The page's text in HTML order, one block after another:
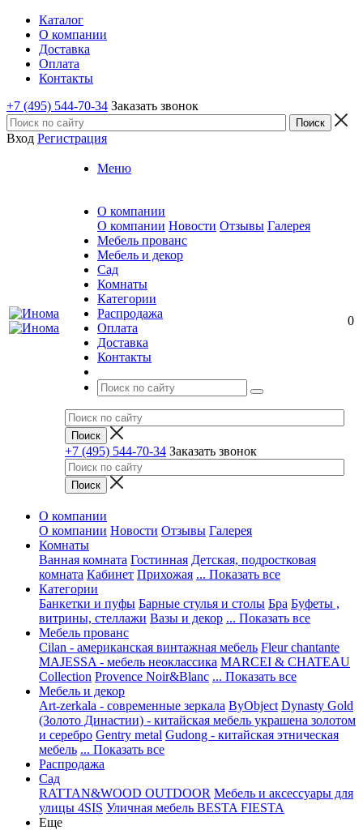
Каталог
О компании
Доставка
Оплата
Контакты
+7 (495) 544-70-34 Заказать звонок
Вход Регистрация
Меню
О компании
О компании Новости Отзывы Галерея
Мебель прованс
Мебель и декор
Сад
Комнаты
Категории
Распродажа
Оплата
Доставка
Контакты
+7 (495) 544-70-34 Заказать звонок
0
О компании
О компании Новости Отзывы Галерея
Комнаты
Ванная комната Гостинная Детская, подростковая
комната Кабинет Прихожая ... Показать все
Категории
Банкетки и пуфы Барные стулья и столы Бра Буфеты ,
витрины, стеллажи Вазы и декор ... Показать все
Мебель прованс
Cilan - американская винтажная мебель Fleur chantante
MAJESSA - мебель неоклассика MARCEI & CHATEAU
Collection Provence Noir&Blanc ... Показать все
Мебель и декор
Art-zerkala - современные зеркала ByObject Dynasty Gold
(Золото Династии) - китайская мебель украшена золотом
и серебро Gentry metal Gudong - китайская этническая
мебель ... Показать все
Распродажа
Сад
RATTAN&WOOD OUTDOOR Мебель и аксессуары для
улицы 4SIS Уличная мебель BESTA FIESTA
Еще